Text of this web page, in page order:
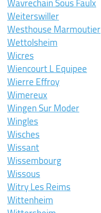
Weiterswiller
Westhouse Marmoutier
Wettolsheim
Wicres
Wiencourt L Equipee
Wierre Effroy
Wimereux
Wingen Sur Moder
Wingles
Wisches
Wissant
Wissembourg
Wissous
Witry Les Reims
Wittenheim